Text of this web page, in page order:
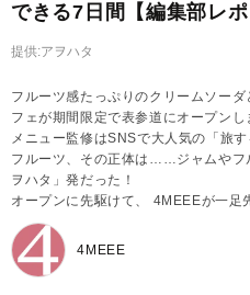
できる7日間【編集部レポ
提供:アヲハタ
フルーツ感たっぷりのクリームソー
フェが期間限定で表参道にオープン
メニュー監修はSNSで大人気の「旅
フルーツ、その正体は……ジャムやフ
ヲハタ」発だった！
オープンに先駆けて、 4MEEEが一足
4MEEE